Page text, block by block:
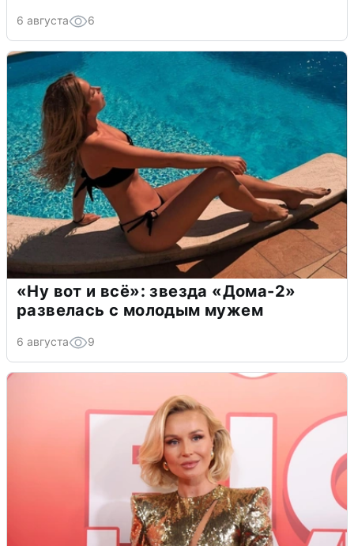
6 августа 6
«Ну вот и всё»: звезда «Дома-2»
развелась с молодым мужем
6 августа 9